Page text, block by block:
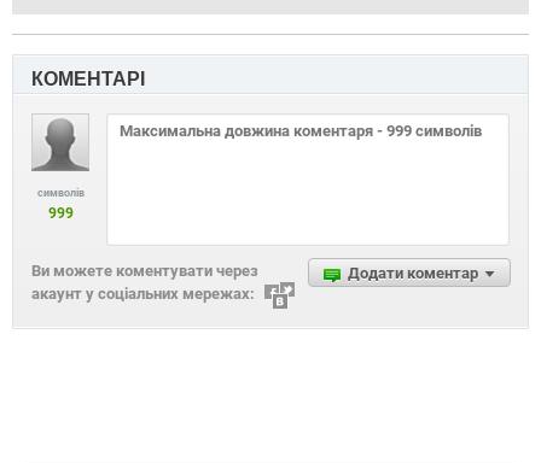
КОМЕНТАРІ
символів
999
Додати коментар
Ви можете коментувати через
акаунт у соціальних мережах: